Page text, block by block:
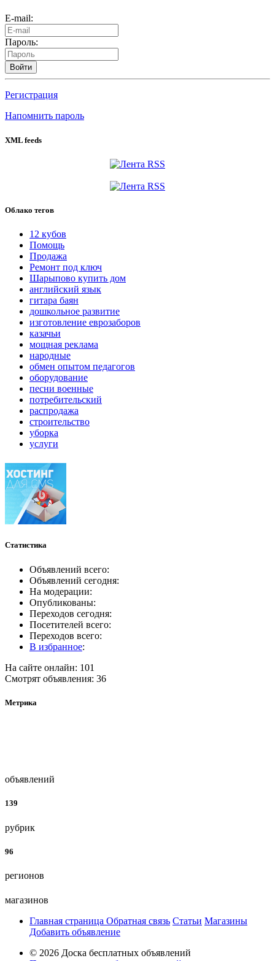
E-mail:
Пароль:
Войти
Регистрация
Напомнить пароль
XML feeds
Облако тегов
12 кубов
Помощь
Продажа
Ремонт под ключ
Шарыпово купить дом
английский язык
гитара баян
дошкольное развитие
изготовление еврозаборов
казачьи
мощная реклама
народные
обмен опытом педагогов
оборудование
песни военные
потребительский
распродажа
строительство
уборка
услуги
Статистика
Объявлений всего:
Объявлений сегодня:
На модерации:
Опубликованы:
Переходов сегодня:
Посетителей всего:
Переходов всего:
В избранное:
На сайте онлайн: 101
Смотрят объявления: 36
Метрика
объявлений
139
рубрик
96
регионов
магазинов
Главная страница Обратная связь Статьи Магазины
Добавить объявление
© 2026 Доска бесплатных объявлений